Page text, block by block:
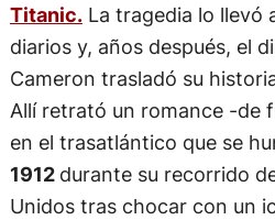
Titanic.La tragedia lo llevó
diarios y, años después, el
Cameron trasladó su
Allí retrató un romance -de
en el trasatlántico que se
1912 durante su recorrido
Unidos tras chocar con un